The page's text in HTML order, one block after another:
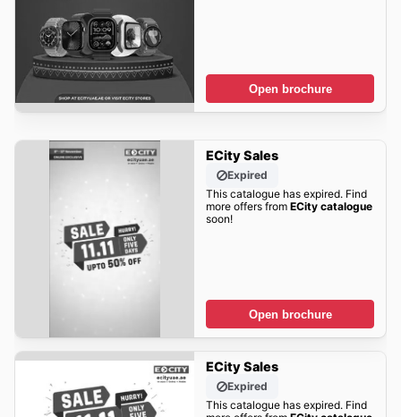
Open brochure
ECity Sales
Expired
This catalogue has expired. Find
more offers from ECity catalogue
soon!
Open brochure
ECity Sales
Expired
This catalogue has expired. Find